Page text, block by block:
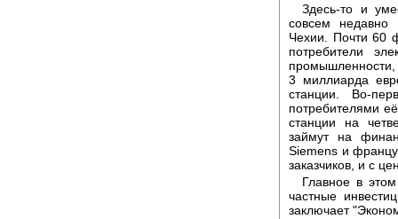
Здесь-то и
совсем недавно
Чехии. Почти 60
потребители
промышленности,
3 миллиарда
станции. Во-
потребителями
станции на
займут на
Siemens и
заказчиков, и с
Главное в
частные
заключает